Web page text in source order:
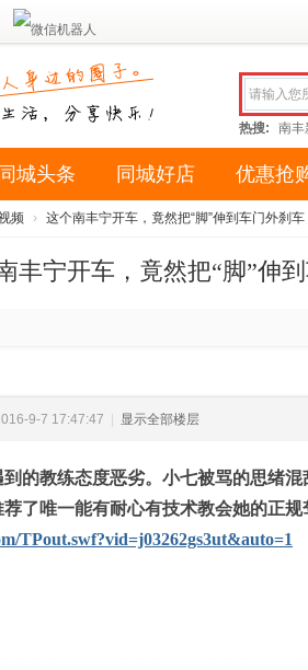
热搜: 南丰
同城头条 同城好店 优惠抢
频 › 这个南丰宁开车，竟然把“脚”伸到车门外刹
丰宁开车，竟然把“脚”伸
9-7 17:47:47 显示全部楼层
的教练态度恶劣。小七被骂的思绪
了唯一能有耐心有技术教会她的正
TPout.swf?vid=j03262gs3ut&auto=1